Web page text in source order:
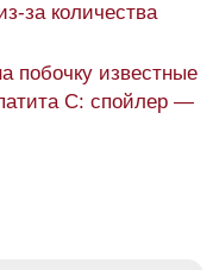
за количества
побочку известные
С: спойлер —